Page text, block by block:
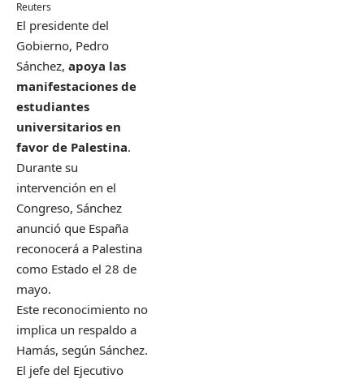
Reuters
El presidente del
Gobierno, Pedro
Sánchez, apoya las
manifestaciones de
estudiantes
universitarios en
favor de Palestina.
Durante su
intervención en el
Congreso, Sánchez
anunció que España
reconocerá a Palestina
como Estado el 28 de
mayo.
Este reconocimiento no
implica un respaldo a
Hamás, según Sánchez.
El jefe del Ejecutivo